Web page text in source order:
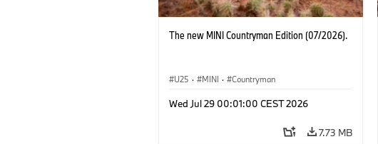
The new MINI Countryman Edition (07/2026).
U25 · MINI · Countryman
Wed Jul 29 00:01:00 CEST 2026
7.73 MB